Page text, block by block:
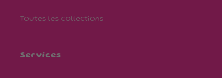
Toutes les collections
Services